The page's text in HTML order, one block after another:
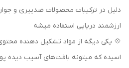
دلیل در ترکیبات محصولات ضدپیری و
ارزشمند دریایی استفاده میشه
💠 یکی دیگه از مواد تشکیل دهنده
اسیده که میتونه بافت‌های آسیب دیده